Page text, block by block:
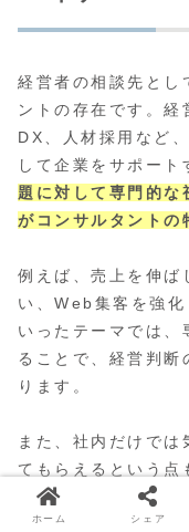
経営者の相談先とし
ントの存在です。経
DX、人材採用など
して企業をサポート
題に対して専門的な
がコンサルタントの
例えば、売上を伸ば
い、Web集客を強
いったテーマでは、
ることで、経営判断
ります。
また、社内だけで
てもらえるという点
です。社内の会議
第三者の視点が入
ホーム シェア